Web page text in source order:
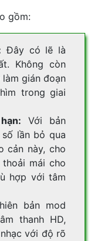
gồm:
Đây có lẽ là
Không còn
gián đoạn
trong giai
Với bản
lần bỏ qua
cản này, cho
mái cho
hợp với tâm
bản mod
thanh HD,
với độ rõ